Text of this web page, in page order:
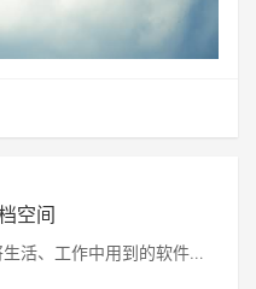
空间
活、工作中用到的软件技